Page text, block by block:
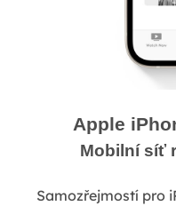
Apple
Mobilní síť
Samozřejmostí pro